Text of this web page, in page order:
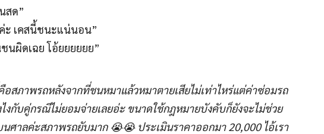
สด”
ะ เคสนี้ชนะแน่นอน”
นผิดเฉย โอ้ยยยยยย”
อสภาพรถหลังจากที่ชนหมาแล้วหมาตายเสียไม่เท่าไหร่แต่ค่าซ่อมรถ
งกับคู่กรณีไม่ยอมจ่ายเลยอ่ะ ขนาดใช้กฎหมายบังคับก็ยังจะไม่ช่วย
ศาลค่ะสภาพรถยับมาก 😭😭 ประเมินราคาออกมา 20,000 ไอ้เรา